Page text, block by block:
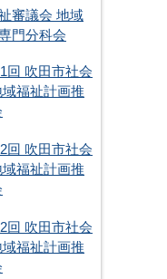
審議会 地域
門分科会
回 吹田市社会
福祉計画推
回 吹田市社会
福祉計画推
回 吹田市社会
福祉計画推